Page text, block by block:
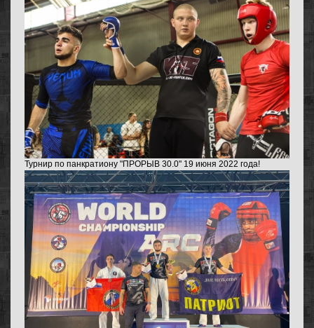
Турнир по панкратиону "ПРОРЫВ 30.0" 19 июня 2022 года!